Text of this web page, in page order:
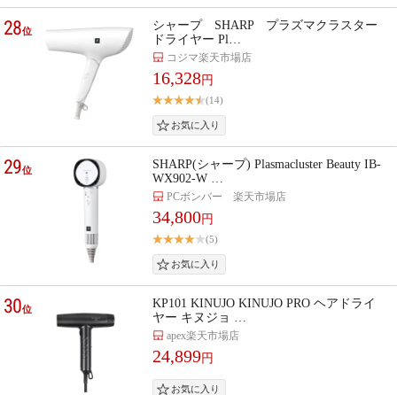
28位
シャープ SHARP プラズマクラスター
ドライヤー Pl…
コジマ楽天市場店
16,328円
(14)
29位
SHARP(シャープ) Plasmacluster Beauty IB-
WX902-W …
PCボンバー 楽天市場店
34,800円
(5)
30位
KP101 KINUJO KINUJO PRO ヘアドライ
ヤー キヌジョ …
apex楽天市場店
24,899円